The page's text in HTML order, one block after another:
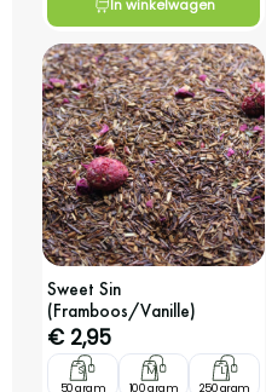
In winkelwagen
Sweet Sin
(Framboos/Vanille)
€ 2,95
S
50 gram
M
100 gram
L
250 gram